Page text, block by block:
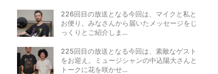
226回目の放送となる今回は、マイクと私と
お便り。みなさんから届いたメッセージをじ
っくりとご紹介しま…
225回目の放送となる今回は、素敵なゲスト
をお迎え。ミュージシャンの中込陽大さんと
トークに花を咲かせ…